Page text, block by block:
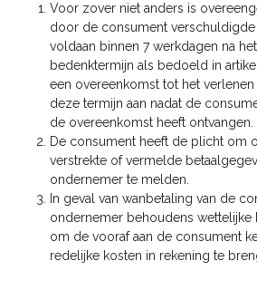
Voor zover niet anders is
door de consument
voldaan binnen 7 werkdagen na
bedenktermijn als bedoeld in
een overeenkomst tot het verlenen
deze termijn aan nadat de
de overeenkomst heeft ontvangen.
De consument heeft de plicht om
verstrekte of vermelde
ondernemer te melden.
In geval van wanbetaling van de
ondernemer behoudens wettelijke
om de vooraf aan de consument
redelijke kosten in rekening te